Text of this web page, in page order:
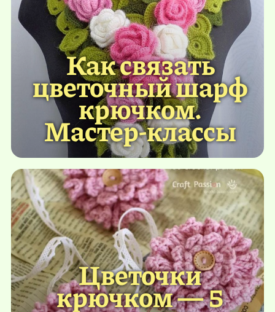
Как связать
цветочный шарф
крючком.
Мастер-классы
Цветочки
крючком — 5